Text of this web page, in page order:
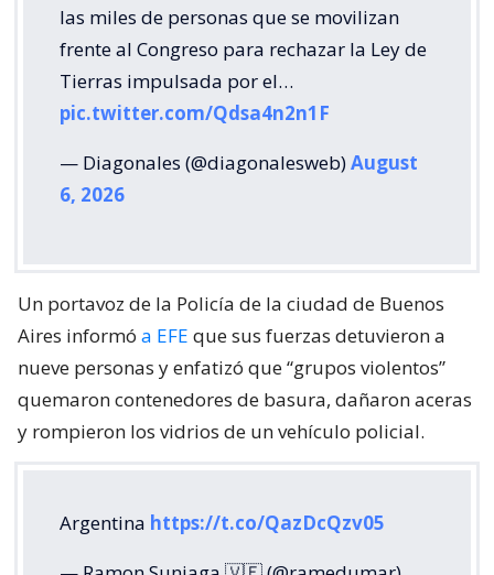
las miles de personas que se movilizan
frente al Congreso para rechazar la Ley de
Tierras impulsada por el…
pic.twitter.com/Qdsa4n2n1F
— Diagonales (@diagonalesweb)August
6, 2026
Un portavoz de la Policía de la ciudad de Buenos
Aires informó a EFE que sus fuerzas detuvieron a
nueve personas y enfatizó que “grupos violentos”
quemaron contenedores de basura, dañaron aceras
y rompieron los vidrios de un vehículo policial.
Argentina https://t.co/QazDcQzv05